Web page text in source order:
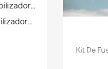
Con Varilla Estabilizadora
Sin Varilla Estabilizadora

Kit De